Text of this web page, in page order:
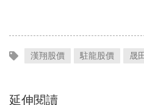
漢翔股價 駐龍股價 晟
延伸閱讀